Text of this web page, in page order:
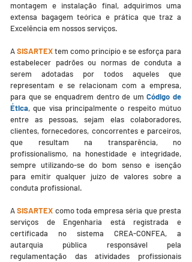
montagem e instalação final, adquirimos uma
extensa bagagem teórica e prática que traz a
Excelência em nossos serviços.
ASISARTEXtem como princípio e se esforça para
estabelecer padrões ou normas de conduta a
serem adotadas por todos aqueles que
representam e se relacionam com a empresa,
para que se enquadrem dentro de umCódigo de
Ética, que visa principalmente o respeito mútuo
entre as pessoas, sejam elas colaboradores,
clientes, fornecedores, concorrentes e parceiros,
que resultam na transparência, no
profissionalismo, na honestidade e integridade,
sempre utilizando-se do bom senso e isenção
para emitir qualquer juízo de valores sobre a
conduta profissional.
ASISARTEX como toda empresa séria que presta
serviços de Engenharia está registrada e
certificada no sistema CREA-CONFEA, a
autarquia pública responsável pela
regulamentação das atividades profissionais